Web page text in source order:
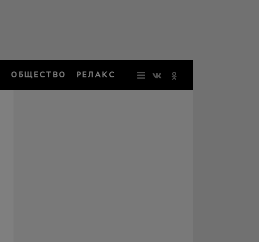
ОБЩЕСТВО РЕЛАКС